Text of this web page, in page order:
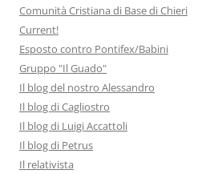
Comunità Cristiana di Base di Chieri
Current!
Esposto contro Pontifex/Babini
Gruppo "Il Guado"
Il blog del nostro Alessandro
Il blog di Cagliostro
Il blog di Luigi Accattoli
Il blog di Petrus
Il relativista